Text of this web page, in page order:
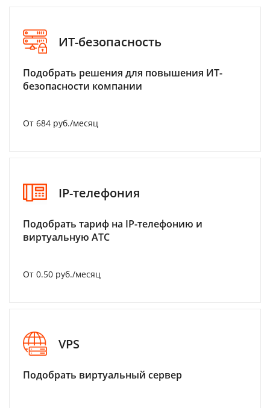
ИТ-безопасность
Подобрать решения для повышения ИТ-
безопасности компании
От 684 руб./месяц
IP-телефония
Подобрать тариф на IP-телефонию и
виртуальную АТС
От 0.50 руб./месяц
VPS
Подобрать виртуальный сервер